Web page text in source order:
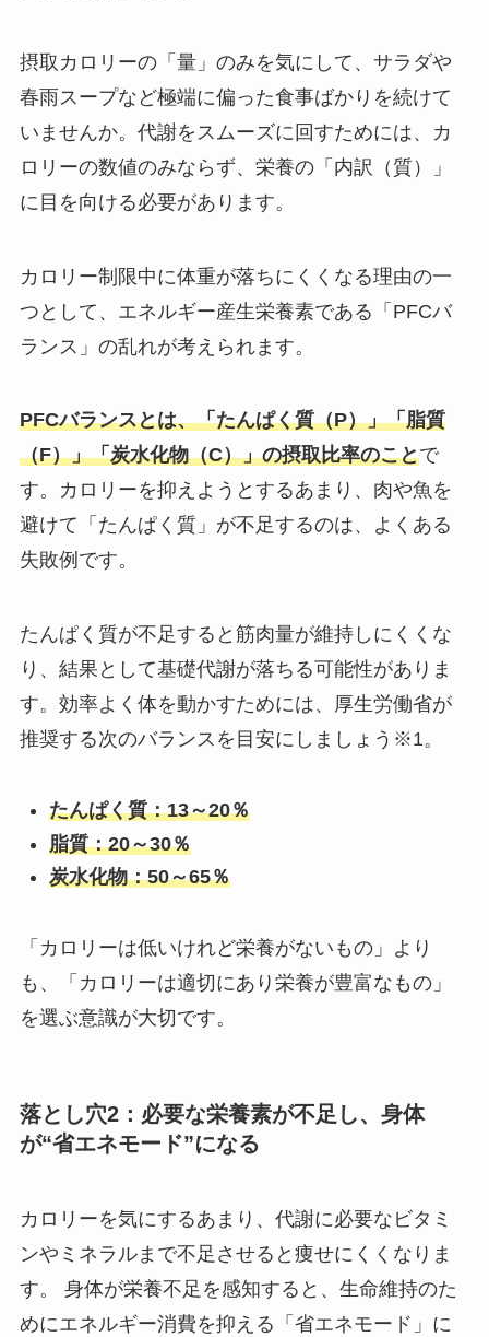
摂取カロリーの「量」のみを気にして、サラダや
春雨スープなど極端に偏った食事ばかりを続けて
いませんか。代謝をスムーズに回すためには、カ
ロリーの数値のみならず、栄養の「内訳（質）」
に目を向ける必要があります。
カロリー制限中に体重が落ちにくくなる理由の一
つとして、エネルギー産生栄養素である「PFCバ
ランス」の乱れが考えられます。
PFCバランスとは、「たんぱく質（P）」「脂質
（F）」「炭水化物（C）」の摂取比率のことで
す。カロリーを抑えようとするあまり、肉や魚を
避けて「たんぱく質」が不足するのは、よくある
失敗例です。
たんぱく質が不足すると筋肉量が維持しにくくな
り、結果として基礎代謝が落ちる可能性がありま
す。効率よく体を動かすためには、厚生労働省が
推奨する次のバランスを目安にしましょう※1。
たんぱく質：13～20％
脂質：20～30％
炭水化物：50～65％
「カロリーは低いけれど栄養がないもの」より
も、「カロリーは適切にあり栄養が豊富なもの」
を選ぶ意識が大切です。
落とし穴2：必要な栄養素が不足し、身体
が“省エネモード”になる
カロリーを気にするあまり、代謝に必要なビタミ
ンやミネラルまで不足させると痩せにくくなりま
す。 身体が栄養不足を感知すると、生命維持のた
めにエネルギー消費を抑える「省エネモード」に